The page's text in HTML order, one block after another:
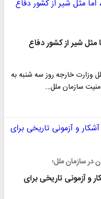
مثل شیر از کشور دفاع
وزارت خارجه روز سه شنبه به
سازمان ملل…
و آزمونی تاریخی برای